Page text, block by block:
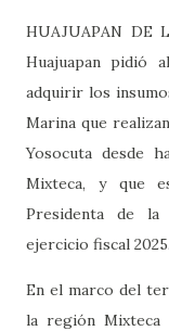
HUAJUAPAN DE
Huajuapan pidió
adquirir los
Marina que
Yosocuta desde
Mixteca, y que
Presidenta de la
ejercicio fiscal 2025.
En el marco del
la región Mixteca